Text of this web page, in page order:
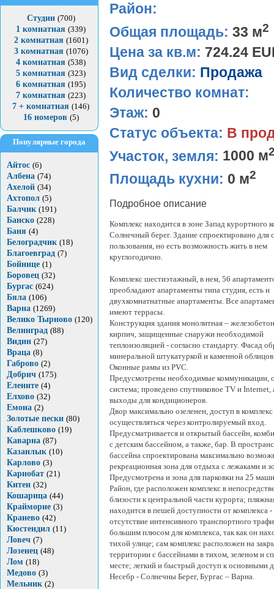
Студии (700)
1 комнатная (339)
2 комнатная (1601)
3 комнатная (1076)
4 комнатная (538)
5 комнатная (323)
6 комнатная (195)
7 комнатная (223)
7 + комнатная (146)
16 номеров (5)
Популярные города
Айтос (6)
Албена (74)
Ахелой (34)
Ахтопол (5)
Балчик (191)
Банско (228)
Баня (4)
Белоградчик (18)
Благоевград (7)
Бойнице (1)
Боровец (32)
Бургас (624)
Бяла (106)
Варна (1269)
Велико Тырново (120)
Велинград (88)
Видин (27)
Враца (8)
Габрово (2)
Добрич (175)
Елените (4)
Елхово (32)
Емона (2)
Золотые пески (80)
Каблешково (19)
Каварна (87)
Казанлык (10)
Карлово (3)
Карнобат (21)
Китен (32)
Кошарица (44)
Крайморие (3)
Кранево (42)
Кюстендил (11)
Ловеч (7)
Лозенец (48)
Лом (18)
Медово (3)
Мельник (2)
Район:
Общая площадь: 33 м2
Цена за кв.м: 724.24
Вид сделки: Продажа
Количество комнат:
Этаж: 0
Статус объекта: В
Участок, земля: 1000 м
Площадь кухни: 0 м2
Подробное описание
Комплекс находится в зоне Запад курортного
Солнечный берег. Здание спроектировано для
пользования, но есть возможность жить в нем
круглогодично.
Комплекс шестиэтажный, в нем, 56
преобладают апартаменты типа студия, есть и
двухкомнатнатные апартаменты. Все
имеют террасы.
Конструкция здания монолитная –
кирпич, защищенные снаружи необходимой
теплоизоляцией - согласно стандарту. Фасад
минеральной штукатуркой и каменной
Оконные рамы из PVC.
Предусмотрены необходимые коммуникации,
система; проведено спутниковое TV и Internet,
выходы для кондиционеров.
Двор максимально озеленен, доступ в
осуществляться через контролируемый вход.
Предусматривается и открытый бассейн,
с детским бассейном, а также, бар. В
бассейна спроектирована максимально
рекреационная зона для отдыха с лежаками и
Предусмотрена и зона для парковки на 25
Район, где расположен комплекс в
близости к центральной части курорта;
находится в пешей доступности от комплекса
отсутствие интенсивного транспортного
большим плюсом для комплекса, так как он
тихой улице; сам комплекс расположен на
территории с бассейнами в тихом, зеленом и
месте; легкий и быстрый доступ к основными
Несебр - Солнечны Берег, Бургас – Варна.